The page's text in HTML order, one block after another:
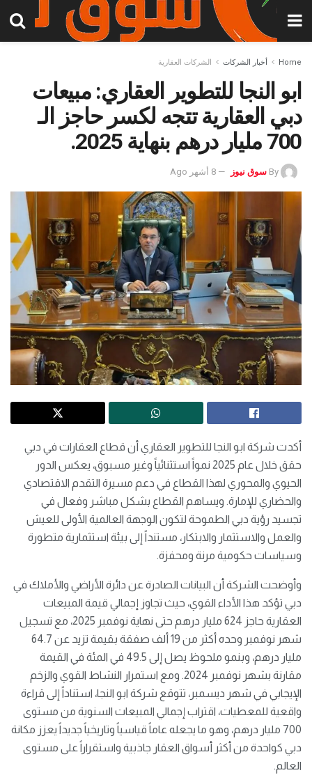
Home أخبار الشركات الشركات العقارية
ابو النجا للتطوير العقاري: مبيعات
دبي العقارية تتجه لكسر حاجز الـ
700 مليار درهم بنهاية 2025.
By سوق نيوز 8 أشهر Ago
أكدت شركة ابو النجا للتطوير العقاري أن قطاع العقارات في دبي
حقق خلال عام 2025 نمواً استثنائياً وغير مسبوق، يعكس الدور
الحيوي والمحوري لهذا القطاع في دعم مسيرة التقدم الاقتصادي
والحضاري للإمارة. ويساهم القطاع بشكل مباشر وفعال في
تجسيد رؤية دبي الطموحة لتكون الوجهة العالمية الأولى للعيش
والعمل والاستثمار والابتكار، مستنداً إلى بيئة استثمارية متطورة
وسياسات حكومية مرنة ومحفزة.
وأوضحت الشركة أن البيانات الصادرة عن دائرة الأراضي والأملاك في
دبي تؤكد هذا الأداء القوي، حيث تجاوز إجمالي قيمة المبيعات
العقارية حاجز 624 مليار درهم حتى نهاية نوفمبر 2025، مع تسجيل
شهر نوفمبر وحده أكثر من 19 ألف صفقة بقيمة تزيد عن 64.7
مليار درهم، وبنمو ملحوظ يصل إلى 49.5 في المئة في القيمة
مقارنة بشهر نوفمبر 2024. ومع استمرار النشاط القوي والزخم
الإيجابي في شهر ديسمبر، تتوقع شركة ابو النجا، استناداً إلى قراءة
واقعية للمعطيات، اقتراب إجمالي المبيعات السنوية من مستوى
700 مليار درهم، وهو ما يجعله عاماً قياسياً وتاريخياً جديداً يعزز مكانة
دبي كواحدة من أكثر أسواق العقار جاذبية واستقراراً على مستوى
العالم.